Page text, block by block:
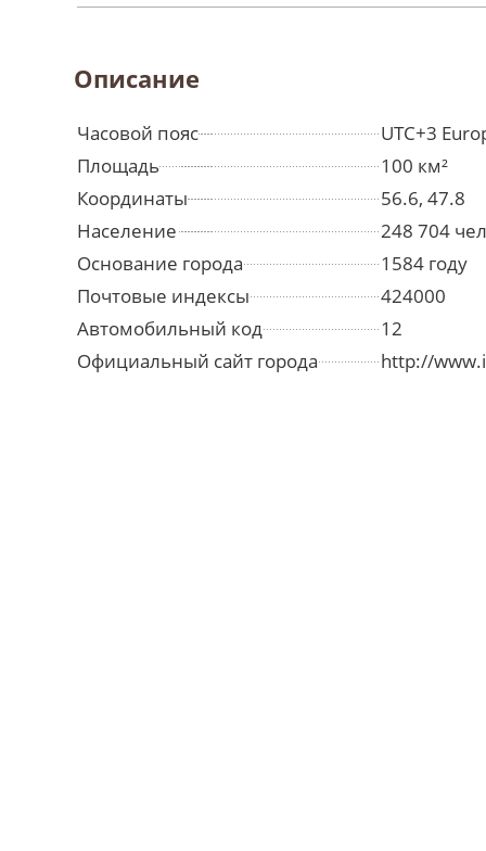
Описание
Часовой пояс
UTC+3
Площадь
100 км²
Координаты
56.6, 47.8
Население
248 704
Основание города
1584 году
Почтовые индексы
424000
Автомобильный код
12
Официальный сайт города
http://